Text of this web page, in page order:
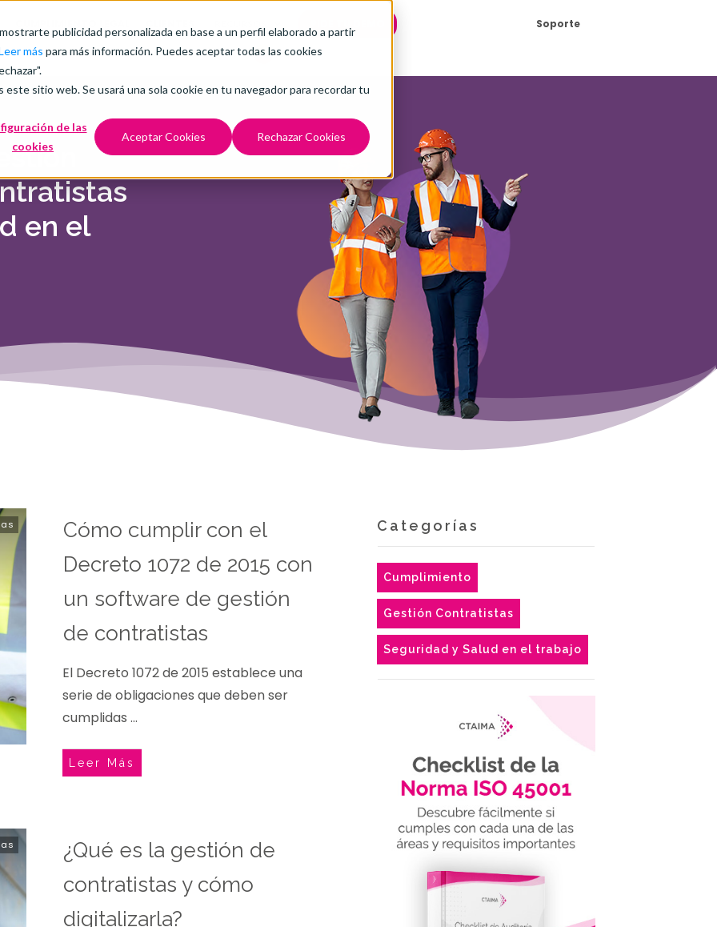
publicidad personalizada en base a un perfil elaborado a partir
más para más información. Puedes aceptar todas las cookies
sitio web. Se usará una sola cookie en tu navegador para recordar tu
de las
cookies
Aceptar Cookies Rechazar Cookies
Soporte
en el
Cómo cumplir con el
Decreto 1072 de 2015 con
un software de gestión
de contratistas
El Decreto 1072 de 2015 establece una
serie de obligaciones que deben ser
cumplidas ...
Leer Más
¿Qué es la gestión de
contratistas y cómo
digitalizarla?
Categorías
Cumplimiento
Gestión Contratistas
Seguridad y Salud en el trabajo